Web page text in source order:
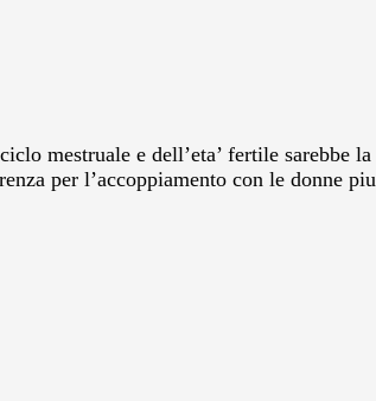
mestruale e dell’eta’ fertile sarebbe la
per l’accoppiamento con le donne